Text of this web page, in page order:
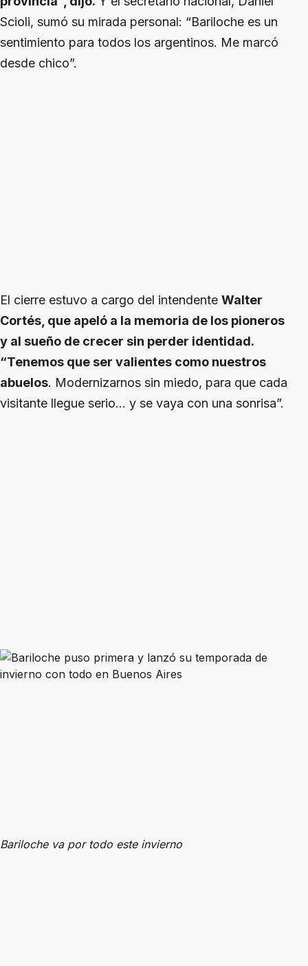
Scioli, sumó su mirada personal: “Bariloche es un
sentimiento para todos los argentinos. Me marcó
desde chico”.
El cierre estuvo a cargo del intendente Walter
Cortés, que apeló a la memoria de los pioneros
y al sueño de crecer sin perder identidad.
“Tenemos que ser valientes como nuestros
abuelos. Modernizarnos sin miedo, para que cada
visitante llegue serio… y se vaya con una sonrisa”.
Bariloche va por todo este invierno